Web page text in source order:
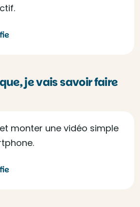
je vais savoir faire
monter une vidéo simple